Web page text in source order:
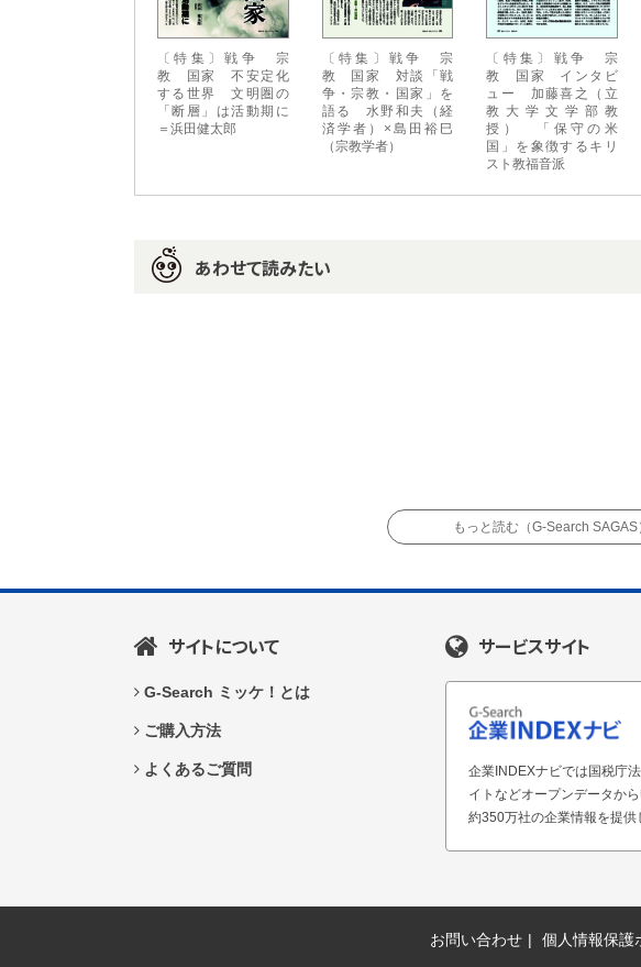
〔特集〕戦争 宗
教 国家 不安定化
する世界 文明圏の
「断層」は活動期に
＝浜田健太郎
〔特集〕戦争 宗
教 国家 対談「戦
争・宗教・国家」を
語る 水野和夫（経
済学者）×島田裕巳
（宗教学者）
〔特集〕戦争 宗
教 国家 インタビ
ュー 加藤喜之（立
教大学文学部教
授） 「保守の米
国」を象徴するキリ
スト教福音派
あわせて読みたい
もっと読む（G-Search SAGAS
サイトについて
G-Search ミッケ！とは
ご購入方法
よくあるご質問
サービスサイト
企業INDEXナビでは国税庁
イトなどオープンデータか
約350万社の企業情報を提供
お問い合わせ 個人情報保護